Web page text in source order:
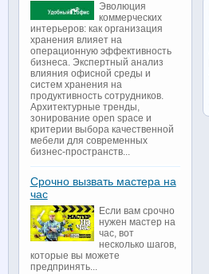
Эволюция
коммерческих
интерьеров: как организация
хранения влияет на
операционную эффективность
бизнеса. Экспертный анализ
влияния офисной среды и
систем хранения на
продуктивность сотрудников.
Архитектурные тренды,
зонирование open space и
критерии выбора качественной
мебели для современных
бизнес-пространств...
Срочно вызвать мастера на
час
Если вам срочно
нужен мастер на
час, вот
несколько шагов,
которые вы можете
предпринять...